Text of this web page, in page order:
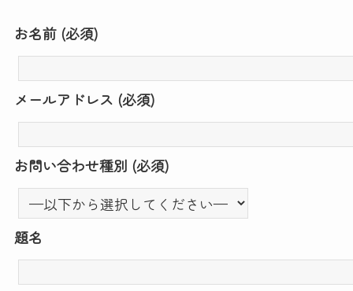
お名前 (必須)
メールアドレス (必須)
お問い合わせ種別 (必須)
題名